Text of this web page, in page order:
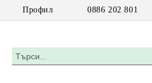
Профил 0886 202 801